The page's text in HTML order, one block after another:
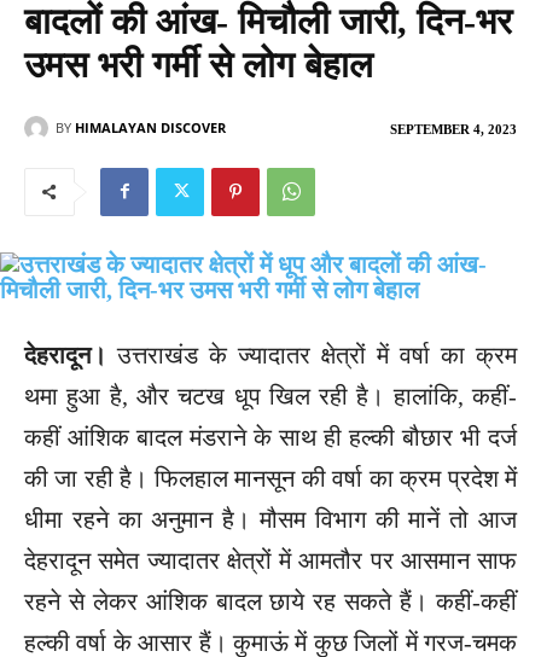
बादलों की आंख- मिचौली जारी, दिन-भर
उमस भरी गर्मी से लोग बेहाल
SEPTEMBER 4, 2023
BY HIMALAYAN DISCOVER
देहरादून। उत्तराखंड के ज्यादातर क्षेत्रों में वर्षा का क्रम
थमा हुआ है, और चटख धूप खिल रही है। हालांकि, कहीं-
कहीं आंशिक बादल मंडराने के साथ ही हल्की बौछार भी दर्ज
की जा रही है। फिलहाल मानसून की वर्षा का क्रम प्रदेश में
धीमा रहने का अनुमान है। मौसम विभाग की मानें तो आज
देहरादून समेत ज्यादातर क्षेत्रों में आमतौर पर आसमान साफ
रहने से लेकर आंशिक बादल छाये रह सकते हैं। कहीं-कहीं
हल्की वर्षा के आसार हैं। कुमाऊं में कुछ जिलों में गरज-चमक